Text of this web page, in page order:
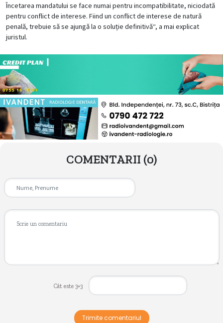
Încetarea mandatului se face numai pentru incompatibilitate, niciodată
pentru conflict de interese. Fiind un conflict de interese de natură
penală, trebuie să se ajungă la o soluție definitivă“, a mai explicat
juristul.
COMENTARII (0)
Cât este 3+3
Trimite comentariul